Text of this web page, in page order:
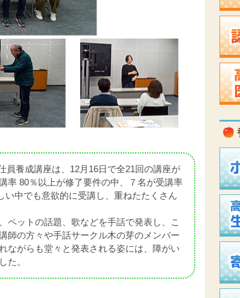
員養成講座は、12月16日で全21回の講座が
率 80％以上が修了要件の中、７名が受講率
い中でも意欲的に受講し、重ねたたくさん
ペットの話題、歌などを手話で発表し、こ
師の方々や手話サークル木の芽のメンバー
ながらも堂々と発表される姿には、障がい
た。